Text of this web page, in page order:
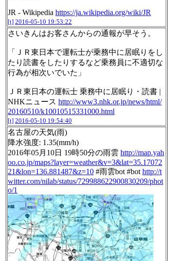
JR - Wikipedia https://ja.wikipedia.org/wiki/JR
[t] 2016-05-10 19:53:22
さいきんはお客さんからの通報が早そう。
「ＪＲ東日本で運転士が乗務中に居眠りをし
たり読書をしたりするなど乗務員に不適切な
行為が相次いでいた」
ＪＲ東日本の運転士 乗務中に居眠り・読書 |
NHKニュース http://www3.nhk.or.jp/news/html/
20160510/k10010515331000.html
[t] 2016-05-10 19:54:40
名古屋の天気(雨)
降水強度: 1.35(mm/h)
2016年05月10日 19時50分の雨雲 http://map.yah
oo.co.jp/maps?layer=weather&v=3&lat=35.17072
21&lon=136.881487&z=10 #雨雲bot #bothttp://t
witter.com/nilab/status/729988622900830209/phot
o/1